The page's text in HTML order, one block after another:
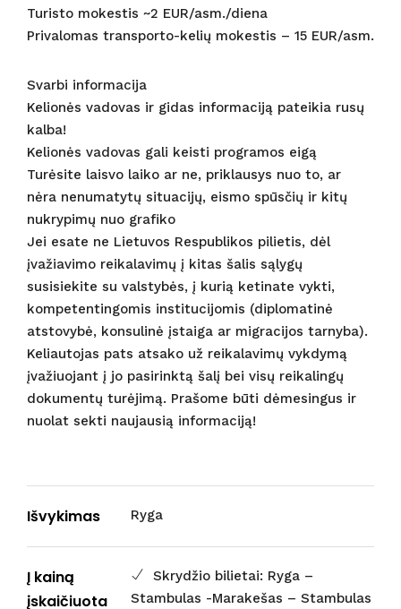
Turisto mokestis ~2 EUR/asm./diena
Privalomas transporto-kelių mokestis – 15 EUR/asm.
Svarbi informacija
Kelionės vadovas ir gidas informaciją pateikia rusų
kalba!
Kelionės vadovas gali keisti programos eigą
Turėsite laisvo laiko ar ne, priklausys nuo to, ar
nėra nenumatytų situacijų, eismo spūsčių ir kitų
nukrypimų nuo grafiko
Jei esate ne Lietuvos Respublikos pilietis, dėl
įvažiavimo reikalavimų į kitas šalis sąlygų
susisiekite su valstybės, į kurią ketinate vykti,
kompetentingomis institucijomis (diplomatinė
atstovybė, konsulinė įstaiga ar migracijos tarnyba).
Keliautojas pats atsako už reikalavimų vykdymą
įvažiuojant į jo pasirinktą šalį bei visų reikalingų
dokumentų turėjimą. Prašome būti dėmesingus ir
nuolat sekti naujausią informaciją!
Išvykimas Ryga
Į kainą
įskaičiuota
Skrydžio bilietai: Ryga –
Stambulas -Marakešas – Stambulas